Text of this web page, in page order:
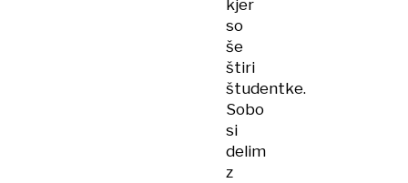
kjer
so
še
štiri
študentke.
Sobo
si
delim
z